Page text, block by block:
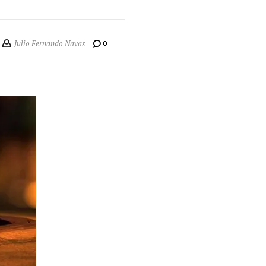
Julio Fernando Navas 0